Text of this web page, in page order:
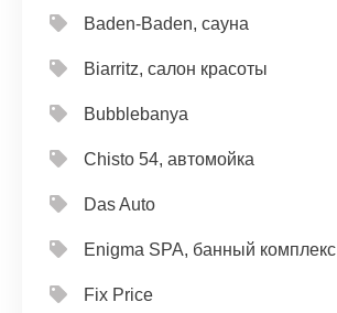
Baden-Baden, сауна
Biarritz, салон красоты
Bubblebanya
Chisto 54, автомойка
Das Auto
Enigma SPA, банный комплекс
Fix Price